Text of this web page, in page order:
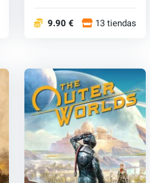
JUGADORES Adéntrate
en u...
9.90 € 13 tiendas